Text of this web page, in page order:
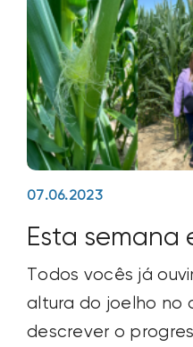
07.06.2023
Esta semana
Todos vocês já
altura do joelho no
descrever o